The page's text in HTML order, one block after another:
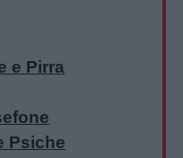
e Pirra
Psiche